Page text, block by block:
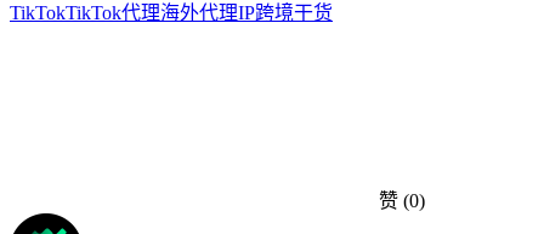
TikTokTikTok代理海外代理IP跨境干货
赞 (0)